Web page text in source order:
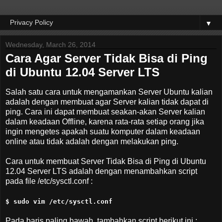
▼
Wednesday, March 26, 2014
Cara Agar Server Tidak Bisa di Ping
di Ubuntu 12.04 Server LTS
Salah satu cara untuk mengamankan Server Ubuntu kalian
adalah dengan membuat agar Server kalian tidak dapat di
ping. Cara ini dapat membuat seakan-akan Server kalian
dalam keadaan Offline, karena rata-rata setiap orang jika
ingin mengetes apakah suatu komputer dalam keadaan
online atau tidak adalah dengan melakukan ping.
Cara untuk membuat Server Tidak Bisa di Ping di Ubuntu
12.04 Server LTS adalah dengan menambahkan script
pada file /etc/sysctl.conf :
$ sudo vim /etc/sysctl.conf